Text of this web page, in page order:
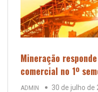
Mineração
comercial no 1º
ADMIN 30 de julho de